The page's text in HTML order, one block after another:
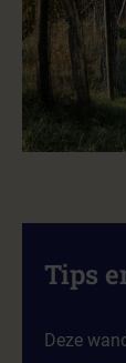
Tips
Deze